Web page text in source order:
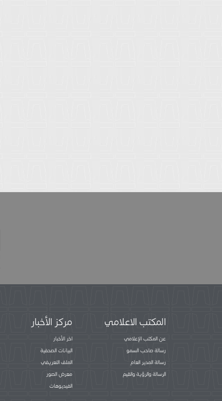
المكتب الاعلامي
عن المكتب الإعلامي
رسالة صاحب السمو
رسالة المدير العام
الرسالة والرؤية والقيم
مركز الأخبار
اخر الأخبار
البيانات الصحفية
الملف التعريفي
معرض الصور
الفيديوهات